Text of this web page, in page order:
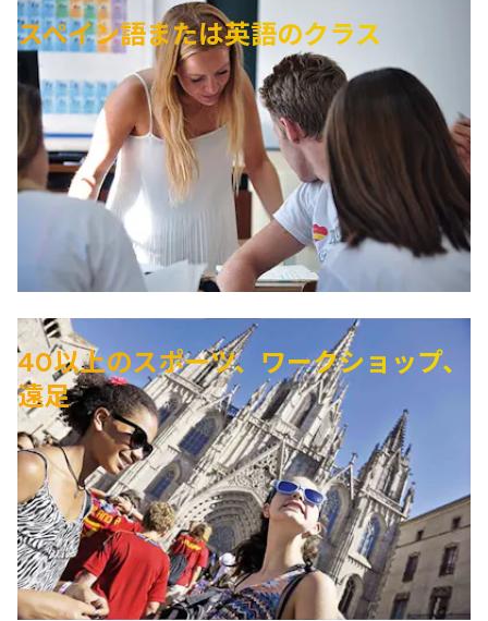
スペイン語または英語のクラス
40以上のスポーツ、ワークショップ、
遠足